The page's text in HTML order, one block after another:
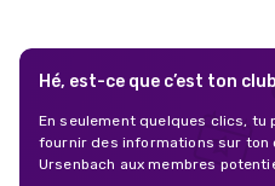
Hé, est-ce que c’est ton
En seulement quelques clics,
fournir des informations sur ton
Ursenbach aux membres